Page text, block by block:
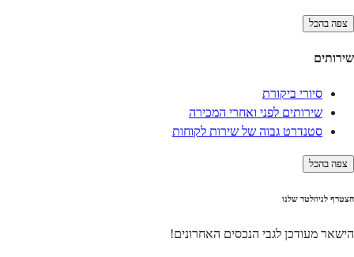
צפה בהכל
שירותים
סיורי ביקורת
שירותים לפני ואחרי המכירה
סטנדרט גבוה של שירות לקוחות
צפה בהכל
הצטרף לניוזלטר שלנו
הישאר מעודכן לגבי הנכסים האחרונים!